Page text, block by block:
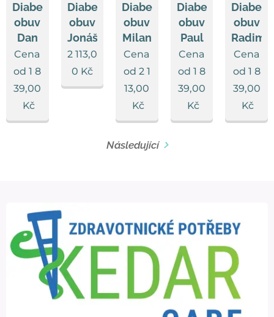
Diabetická
obuv
Dan
Cena
od1 8
39,00
Kč
Diabetická
obuv
Jonáš
2 113,0
0 Kč
Diabetická
obuv
Milan
Cena
od 2 1
13,00
Kč
Diabetická
obuv
Paul
Cena
od1 8
39,00
Kč
obuv
Radim
Cena
od 1 8
39,00
Kč
Následující